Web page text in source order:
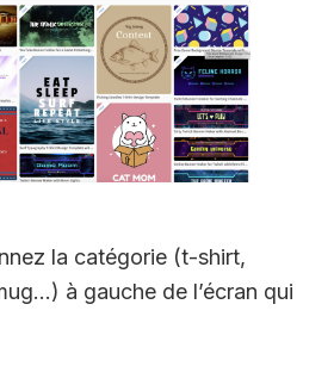
la catégorie (t-shirt,
à gauche de l’écran qui